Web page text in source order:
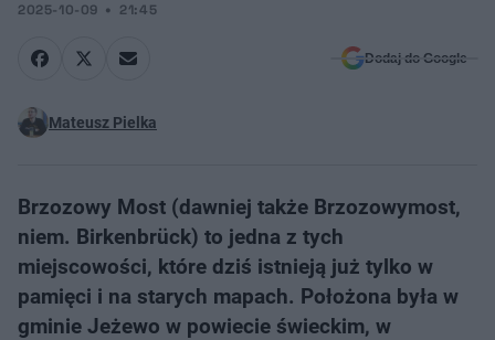
2025-10-09 21:45
Dodaj do Google
Mateusz Pielka
Brzozowy Most (dawniej także Brzozowymost,
niem. Birkenbrück) to jedna z tych
miejscowości, które dziś istnieją już tylko w
pamięci i na starych mapach. Położona była w
gminie Jeżewo w powiecie świeckim, w